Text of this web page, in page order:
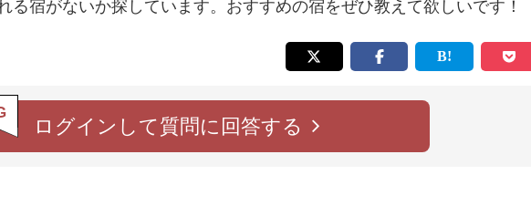
る宿がないか探しています。おすすめの宿をぜひ教えて欲しいです！
ログインして質問に回答する